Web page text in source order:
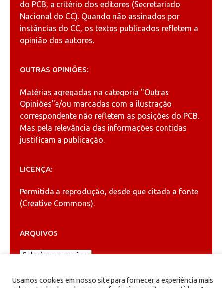
do PCB, a critério dos editores (Secretariado
Nacional do CC). Quando não assinados por
instâncias do CC, os textos publicados refletem a
opinião dos autores.
OUTRAS OPINIÕES:
Matérias agregadas na categoria "Outras
Opiniões"e/ou marcadas com a ilustração
correspondente não refletem as posições do PCB.
Mas pela relevância das informações contidas
justificam a publicação.
LICENÇA:
Permitida a reprodução, desde que citada a fonte
(Creative Commons).
ARQUIVOS
Arquivos
Usamos cookies em nosso site para fornecer a experiência mais